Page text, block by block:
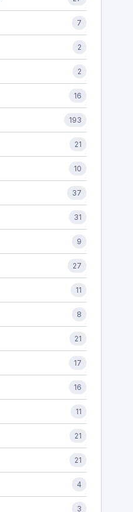
7
2
2
16
193
21
10
37
31
9
27
11
8
21
17
16
11
21
21
4
3